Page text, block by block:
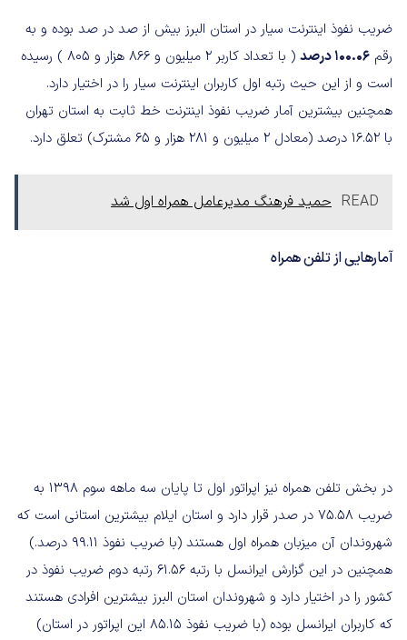
ضریب نفوذ اینترنت سیار در استان البرز بیش از صد در صد بوده و به
رقم ۱۰۰.۰۶ درصد
( با تعداد کاربر ۲ میلیون و ۸۶۶ هزار و ۸۰۵ ) رسیده
است و از این حیث رتبه اول کاربران اینترنت سیار را در اختیار دارد.
همچنین بیشترین آمار ضریب نفوذ اینترنت خط ثابت به استان تهران
با ۱۶.۵۲ درصد (معادل ۲ میلیون و ۲۸۱ هزار و ۶۵ مشترک) تعلق دارد.
READ حمید فرهنگ مدیرعامل همراه اول شد
آمارهایی از تلفن همراه
در بخش تلفن همراه نیز اپراتور اول تا پایان سه ماهه سوم ۱۳۹۸ به
ضریب ۷۵.۵۸ در صدر قرار دارد و استان ایلام بیشترین استانی است که
شهروندان آن میزبان همراه اول هستند (با ضریب نفوذ ۹۹.۱۱ درصد.)
همچنین در این گزارش ایرانسل با رتبه ۶۱.۵۶ رتبه دوم ضریب نفوذ در
کشور را در اختیار دارد و شهروندان استان البرز بیشترین افرادی هستند
که کاربران ایرانسل بوده (با ضریب نفوذ ۸۵.۱۵ این اپراتور در استان)